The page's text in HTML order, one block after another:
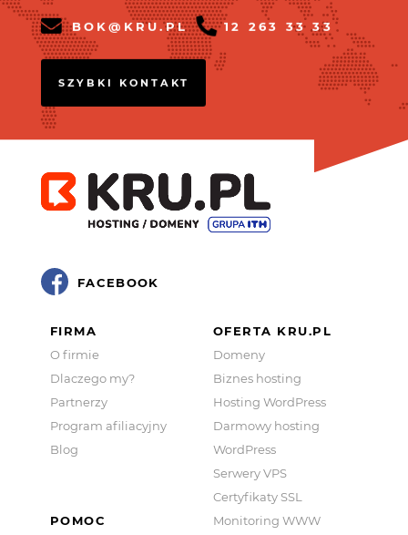
BOK@KRU.PL 12 263 33 33
SZYBKI KONTAKT
FACEBOOK
FIRMA
O firmie
Dlaczego my?
Partnerzy
Program afiliacyjny
Blog
OFERTA KRU.PL
Domeny
Biznes hosting
Hosting WordPress
Darmowy hosting
WordPress
Serwery VPS
Certyfikaty SSL
Monitoring WWW
POMOC